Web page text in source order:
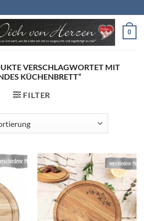
0
VERSCHLAGWORTET MIT
KÜCHENBRETT“
FILTER